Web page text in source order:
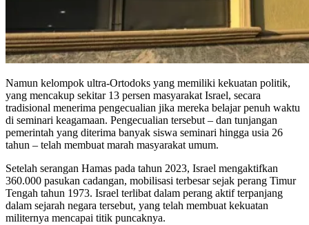
Namun kelompok ultra-Ortodoks yang memiliki kekuatan politik,
yang mencakup sekitar 13 persen masyarakat Israel, secara
tradisional menerima pengecualian jika mereka belajar penuh waktu
di seminari keagamaan. Pengecualian tersebut – dan tunjangan
pemerintah yang diterima banyak siswa seminari hingga usia 26
tahun – telah membuat marah masyarakat umum.
Setelah serangan Hamas pada tahun 2023, Israel mengaktifkan
360.000 pasukan cadangan, mobilisasi terbesar sejak perang Timur
Tengah tahun 1973. Israel terlibat dalam perang aktif terpanjang
dalam sejarah negara tersebut, yang telah membuat kekuatan
militernya mencapai titik puncaknya.